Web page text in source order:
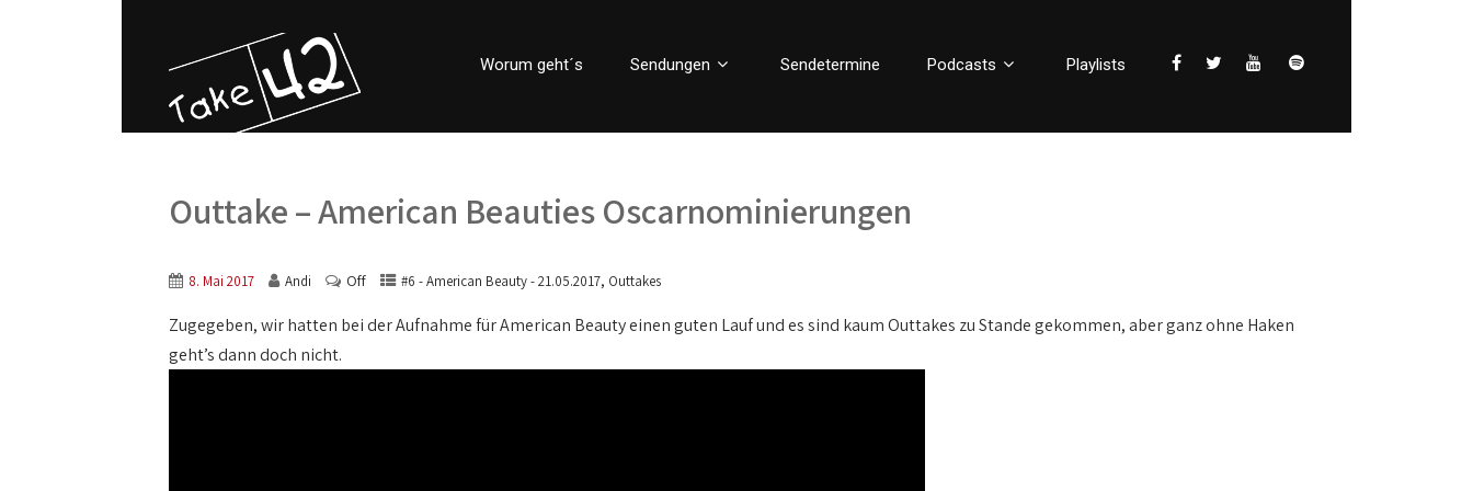
Worum geht´s Sendungen Sendetermine Podcasts Playlists
Outtake – American Beauties Oscarnominierungen
8. Mai 2017 Andi Off #6 - American Beauty - 21.05.2017, Outtakes
Zugegeben, wir hatten bei der Aufnahme für American Beauty einen guten Lauf und es sind kaum Outtakes zu Stande gekommen, aber ganz ohne Haken
geht’s dann doch nicht.